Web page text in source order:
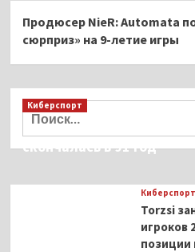
Продюсер NieR: Automata
сюрприз» на 9-летие игры
Найти:
Киберспорт
Французская актриса
скончалась в 91 год
Киберспорт
Torzsi
игроков
позиции